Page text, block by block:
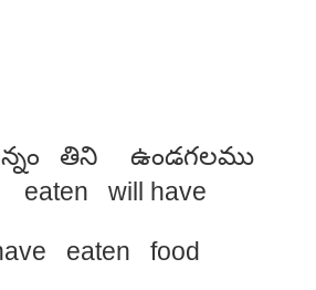
తిని
ఉండగలము
eaten will have
eaten food